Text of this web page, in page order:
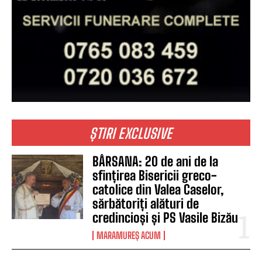
ȘTIRI EXCLUSIVE
BÂRSANA: 20 de ani de la
sfințirea Bisericii greco-
catolice din Valea Caselor,
sărbătoriți alături de
credincioși și PS Vasile Bizău
MARAMUREȘ ACUM